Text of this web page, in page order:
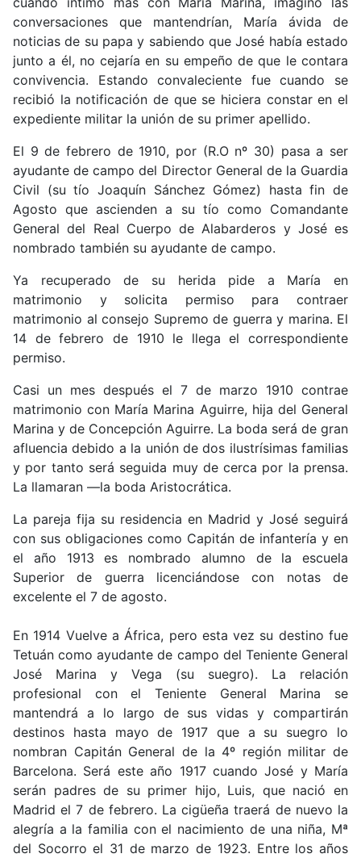
conversaciones que mantendrían, María ávida de
noticias de su papa y sabiendo que José había estado
junto a él, no cejaría en su empeño de que le contara
convivencia. Estando convaleciente fue cuando se
recibió la notificación de que se hiciera constar en el
expediente militar la unión de su primer apellido.
El 9 de febrero de 1910, por (R.O nº 30) pasa a ser
ayudante de campo del Director General de la Guardia
Civil (su tío Joaquín Sánchez Gómez) hasta fin de
Agosto que ascienden a su tío como Comandante
General del Real Cuerpo de Alabarderos y José es
nombrado también su ayudante de campo.
Ya recuperado de su herida pide a María en
matrimonio y solicita permiso para contraer
matrimonio al consejo Supremo de guerra y marina. El
14 de febrero de 1910 le llega el correspondiente
permiso.
Casi un mes después el 7 de marzo 1910 contrae
matrimonio con María Marina Aguirre, hija del General
Marina y de Concepción Aguirre. La boda será de gran
afluencia debido a la unión de dos ilustrísimas familias
y por tanto será seguida muy de cerca por la prensa.
La llamaran ―la boda Aristocrática.
La pareja fija su residencia en Madrid y José seguirá
con sus obligaciones como Capitán de infantería y en
el año 1913 es nombrado alumno de la escuela
Superior de guerra licenciándose con notas de
excelente el 7 de agosto.
En 1914 Vuelve a África, pero esta vez su destino fue
Tetuán como ayudante de campo del Teniente General
José Marina y Vega (su suegro). La relación
profesional con el Teniente General Marina se
mantendrá a lo largo de sus vidas y compartirán
destinos hasta mayo de 1917 que a su suegro lo
nombran Capitán General de la 4º región militar de
Barcelona. Será este año 1917 cuando José y María
serán padres de su primer hijo, Luis, que nació en
Madrid el 7 de febrero. La cigüeña traerá de nuevo la
alegría a la familia con el nacimiento de una niña, Mª
del Socorro el 31 de marzo de 1923. Entre los años